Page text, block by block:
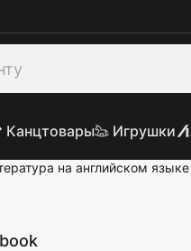
Канцтовары Игрушки
на английском языке